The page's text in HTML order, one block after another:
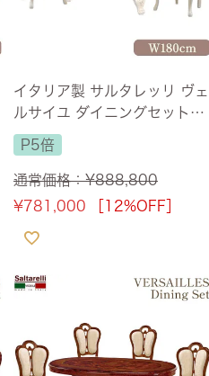
イタリア製 サルタレッリ ヴェ
ルサイユ ダイニングセット5P
4人掛け アイボリー 幅180c
m 【送料無料】
P5倍
通常価格：¥888,800
¥781,000 ［12%OFF］